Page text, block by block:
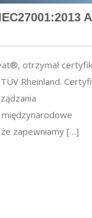
otrzymał
Rheinland.
zapewniamy […]